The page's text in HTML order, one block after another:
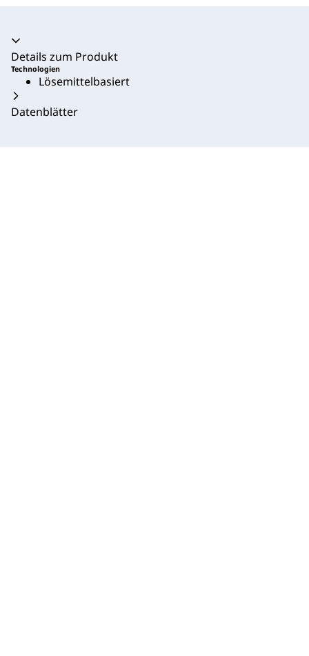
Akkordeon zusammengeklappt
Details zum Produkt
Technologien
Lösemittelbasiert
Datenblätter